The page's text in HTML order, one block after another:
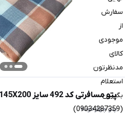
سفارش
از
موجودی
کالای
مدنظرتون
استعلام
بگیرین
(09034287359)
پتو مسافرتی کد 492 سایز 145X200 سانتی متر
پتو چهارخونه